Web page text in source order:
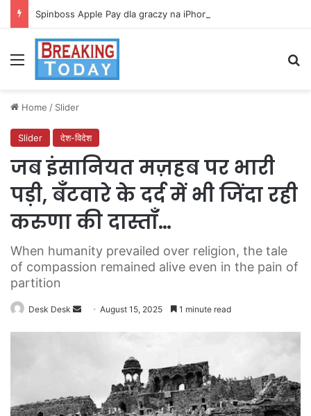
Spinboss Apple Pay dla graczy na iPhone
Menu
Home / Slider
Slider देश-विदेश
जब इंसानियत मज़हब पर भारी
पड़ी, बँटवारे के दर्द में भी जिंदा रही
करुणा की दास्ताँ…
When humanity prevailed over religion, the tale
of compassion remained alive even in the pain of
partition
Desk Desk
SendAugust 15, 2025 1 minute read